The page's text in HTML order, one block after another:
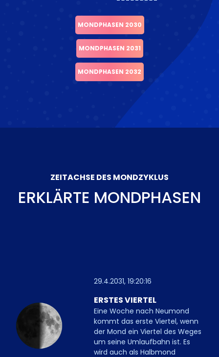
MONDPHASEN 2030
MONDPHASEN 2031
MONDPHASEN 2032
ZEITACHSE DES MONDZYKLUS
ERKLÄRTE MONDPHASEN
29.4.2031, 19:20:16
ERSTES VIERTEL
Eine Woche nach Neumond
kommt das erste Viertel, wenn
der Mond ein Viertel des Weges
um seine Umlaufbahn ist. Es
wird auch als Halbmond